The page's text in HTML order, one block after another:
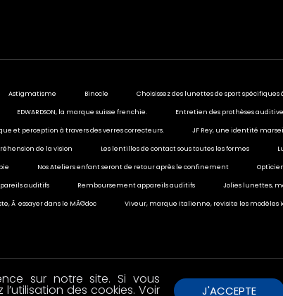
Astigmatisme Binocle Choisissez des lunettes de sport spécifiques
EDWARDSON, la marque suisse frenchie. Entretien des prothèses
et perception à travers des verres correcteurs. JF Rey, une identité
de la vision Les lentilles de contact sous toutes les formes
Nos Ateliers enfant seront de retour après le confinement
auditifs Remboursement appareils auditifs Jolies lunettes,
Ã essayer dans le MÃ©doc Viveur, marque Italienne, revisite les modèles
sur notre site. Si vous
des cookies. Voir J'ACCEPTE